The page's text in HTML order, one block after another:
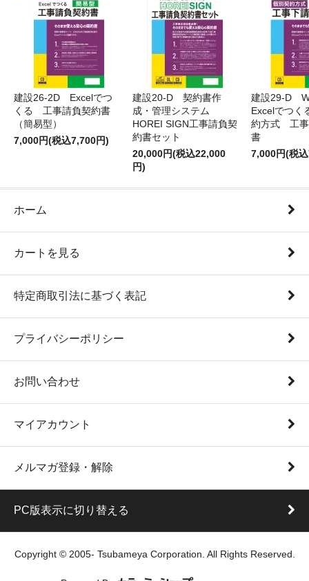
建設26-2D Excelでつ
くる 工事請負契約書
（簡易型）
7,000円(税込7,700円)
建設20-D 契約書作
成・管理システム
HOREI SIGN工事請負契
約書セット
20,000円(税込22,000
円)
建設29-D
Excelでつ
約方式 工事
書
7,000円(税
ホーム
カートを見る
特定商取引法に基づく表記
プライバシーポリシー
お問い合わせ
マイアカウント
メルマガ登録・解除
PC版表示に切り替える
Copyright © 2005- Tsubameya Corporation. All Rights Reserved.